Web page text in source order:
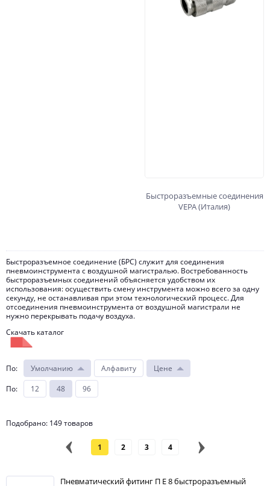
Быстроразъемные соединения
VEPA (Италия)
Быстроразъемное соединение (БРС) служит для соединения
пневмоинструмента с воздушной магистралью. Востребованность
быстроразъемных соединений объясняется удобством их
использования: осуществить смену инструмента можно всего за одну
секунду, не останавливая при этом технологический процесс. Для
отсоединения пневмоинструмента от воздушной магистрали не
нужно перекрывать подачу воздуха.
Скачать каталог
"Быстроразъемные соединения AIGNEP (Италия)"
Цены на БРС-соединение
В компании «МАГИМЭКС» вы можете приобрести качественные и
надежные быстроразъемные соединения с индивидуальной скидкой.
Чтобы рассчитать стоимость вашего заказа, обратитесь к нашим
Виды БРС
По: Умолчанию Алфавиту
Цене
По: 12 48 96
Подобрано: 149 товаров
1 2 3 4
Пневматический фитинг П E 8 быстроразъемный